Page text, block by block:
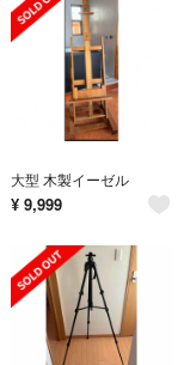
大型 木製イーゼル
¥ 9,999